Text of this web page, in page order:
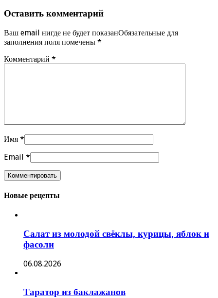
Оставить комментарий
Ваш email нигде не будет показанОбязательные для
заполнения поля помечены *
Комментарий *
Имя *
Email *
Новые рецепты
Салат из молодой свёклы, курицы, яблок и
фасоли
06.08.2026
Таратор из баклажанов